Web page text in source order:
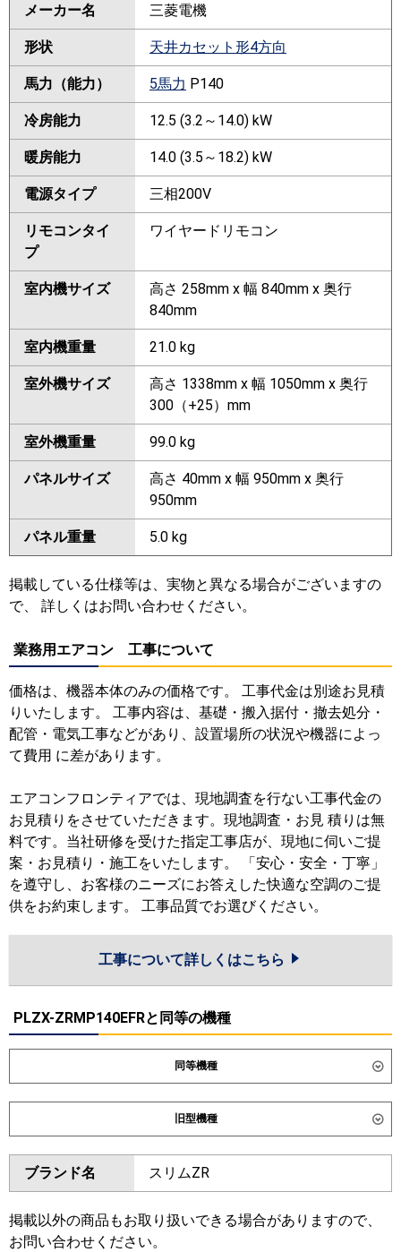
メーカー名 三菱電機
形状 天井カセット形4方向
馬力（能力） 5馬力 P140
冷房能力 12.5 (3.2～14.0) kW
暖房能力 14.0 (3.5～18.2) kW
電源タイプ 三相200V
リモコンタイ
プ
ワイヤードリモコン
室内機サイズ
高さ 258mm x 幅 840mm x 奥行
840mm
室内機重量 21.0 kg
室外機サイズ
高さ 1338mm x 幅 1050mm x 奥行
300（+25）mm
室外機重量 99.0 kg
パネルサイズ
高さ 40mm x 幅 950mm x 奥行
950mm
パネル重量 5.0 kg
掲載している仕様等は、実物と異なる場合がございますの
で、 詳しくはお問い合わせください。
業務用エアコン 工事について
価格は、機器本体のみの価格です。 工事代金は別途お見積
りいたします。 工事内容は、基礎・搬入据付・撤去処分・
配管・電気工事などがあり、設置場所の状況や機器によっ
て費用 に差があります。
エアコンフロンティアでは、現地調査を行ない工事代金の
お見積りをさせていただきます。現地調査・お見 積りは無
料です。当社研修を受けた指定工事店が、現地に伺いご提
案・お見積り・施工をいたします。 「安心・安全・丁寧」
を遵守し、お客様のニーズにお答えした快適な空調のご提
供をお約束します。 工事品質でお選びください。
工事について詳しくはこちら
PLZX-ZRMP140EFRと同等の機種
同等機種
ダイキン SSRC140DD SSRC140DND
SSRUC140DD
東芝 GUXB140131MUB GUXB140131XU
GUXB14013P1XU
三菱電機 PLZX-DHRMP140HF6
旧型機種
ダイキン SSRC140CD SSRC140CND
SSRUC140CD
SSRC140BYD SSRUC140BYD
SSRC140BJD SSRC140BJND
SSRJC140BJD
ブランド名 スリムZR
掲載以外の商品もお取り扱いできる場合がありますので、
お問い合わせください。